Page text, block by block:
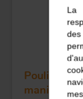
Poulie ss
manille
La